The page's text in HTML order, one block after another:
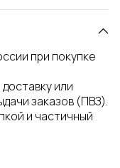
при покупке
или
заказов (ПВЗ).
и частичный